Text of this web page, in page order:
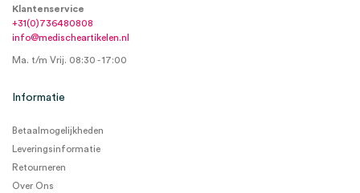
Klantenservice
+31(0)736480808
info@medischeartikelen.nl
Ma. t/m Vrij. 08:30 - 17:00
Informatie
Betaalmogelijkheden
Leveringsinformatie
Retourneren
Over Ons